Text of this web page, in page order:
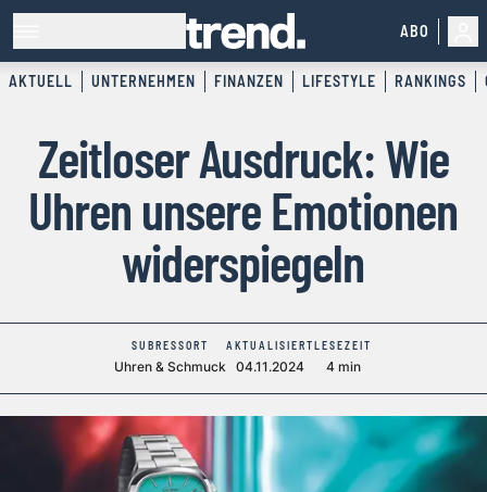
ABO
AKTUELL UNTERNEHMEN FINANZEN LIFESTYLE RANKINGS
Zeitloser Ausdruck: Wie
Uhren unsere Emotionen
widerspiegeln
SUBRESSORT
Uhren & Schmuck
AKTUALISIERT
04.11.2024
LESEZEIT
4 min